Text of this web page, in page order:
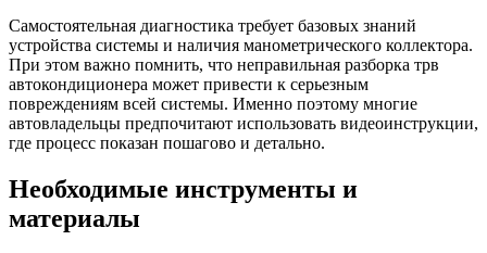
Самостоятельная диагностика требует базовых знаний
устройства системы и наличия манометрического коллектора.
При этом важно помнить, что неправильная разборка трв
автокондиционера может привести к серьезным
повреждениям всей системы. Именно поэтому многие
автовладельцы предпочитают использовать видеоинструкции,
где процесс показан пошагово и детально.
Необходимые инструменты и
материалы